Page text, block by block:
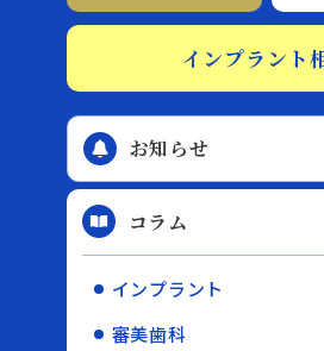
インプラント
お知らせ
コラム
インプラント
審美歯科